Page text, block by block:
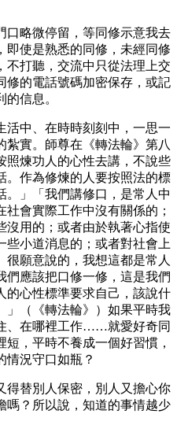
口略微停留，等同修示意我去
即使是熟悉的同修，未經同修
不打聽，交流中只從法理上交
修的電話號碼加密保存，或記
信息。
活中、在時時刻刻中，一思一
實。師尊在《轉法輪》第八
照煉功人的心性去講，不說些
。作為修煉的人要按照法的標
。」「我們講修口，是常人中
會實際工作中沒有關係的；
沒用的；或者由於執著心指使
些小道消息的；或者對社會上
願意說的，我想這都是常人
們應該把口修一修，這是我們
的心性標準要求自己，該說什
」（《轉法輪》）如果平時我
、在哪裡工作……就愛好奇同
，平時不養成一個好習慣，
情況守口如瓶？
得替別人保密，別人又擔心你
嗎？所以說，知道的事情越少